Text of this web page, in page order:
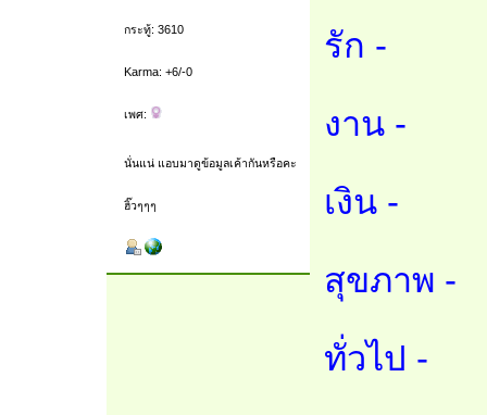
กระทู้: 3610
Karma: +6/-0
เพศ:
นั่นแน่ แอบมาดูข้อมูลเค้ากันหรือคะ
ฮิ๊วๆๆๆ
รัก -
งาน -
เงิน -
สุขภาพ -
ทั่วไป -